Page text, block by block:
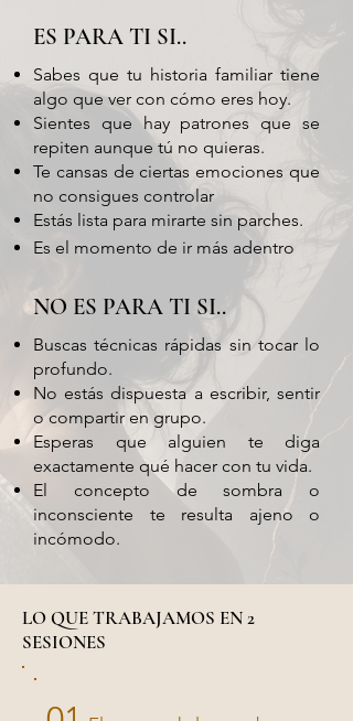
ES PARA TI SI..
Sabes que tu historia familiar tiene
algo que ver con cómo eres hoy.
Sientes que hay patrones que se
repiten aunque tú no quieras.
Te cansas de ciertas emociones que
no consigues controlar
Estás lista para mirarte sin parches.
Es el momento de ir más adentro
NO ES PARA TI SI..
Buscas técnicas rápidas sin tocar lo
profundo.
No estás dispuesta a escribir, sentir
o compartir en grupo.
Esperas que alguien te diga
exactamente qué hacer con tu vida.
El concepto de sombra o
inconsciente te resulta ajeno o
incómodo.
LO QUE TRABAJAMOS EN 2
SESIONES